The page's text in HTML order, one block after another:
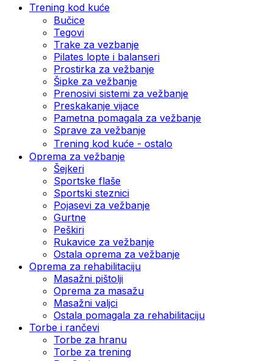
Trening kod kuće
Bučice
Tegovi
Trake za vezbanje
Pilates lopte i balanseri
Prostirka za vežbanje
Šipke za vežbanje
Prenosivi sistemi za vežbanje
Preskakanje vijace
Pametna pomagala za vežbanje
Sprave za vežbanje
Trening kod kuće - ostalo
Oprema za vežbanje
Šejkeri
Sportske flaše
Sportski steznici
Pojasevi za vežbanje
Gurtne
Peškiri
Rukavice za vežbanje
Ostala oprema za vežbanje
Oprema za rehabilitaciju
Masažni pištolji
Oprema za masažu
Masažni valjci
Ostala pomagala za rehabilitaciju
Torbe i rančevi
Torbe za hranu
Torbe za trening